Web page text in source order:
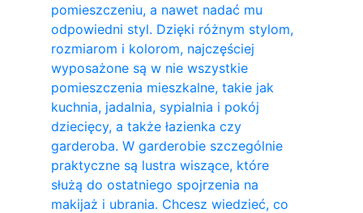
pomieszczeniu, a nawet nadać mu
odpowiedni styl. Dzięki różnym stylom,
rozmiarom i kolorom, najczęściej
wyposażone są w nie wszystkie
pomieszczenia mieszkalne, takie jak
kuchnia, jadalnia, sypialnia i pokój
dziecięcy, a także łazienka czy
garderoba. W garderobie szczególnie
praktyczne są lustra wiszące, które
służą do ostatniego spojrzenia na
makijaż i ubrania. Chcesz wiedzieć, co